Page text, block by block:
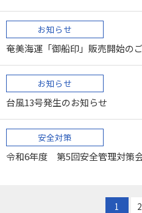
お知らせ
奄美海運「御船印」販売開始の
お知らせ
台風13号発生のお知らせ
安全対策
令和6年度 第5回安全管理対策
1 2